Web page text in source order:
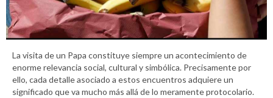
La visita de un Papa constituye siempre un acontecimiento de
enorme relevancia social, cultural y simbólica. Precisamente por
ello, cada detalle asociado a estos encuentros adquiere un
significado que va mucho más allá de lo meramente protocolario.